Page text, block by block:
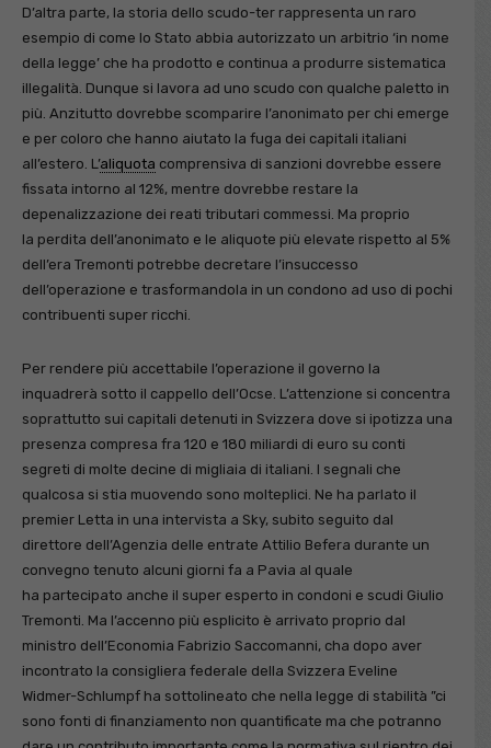
D’altra parte, la storia dello scudo-ter rappresenta un raro
esempio di come lo Stato abbia autorizzato un arbitrio ‘in nome
della legge’ che ha prodotto e continua a produrre sistematica
illegalità. Dunque si lavora ad uno scudo con qualche paletto in
più. Anzitutto dovrebbe scomparire l’anonimato per chi emerge
e per coloro che hanno aiutato la fuga dei capitali italiani
all’estero. L’aliquota comprensiva di sanzioni dovrebbe essere
fissata intorno al 12%, mentre dovrebbe restare la
depenalizzazione dei reati tributari commessi. Ma proprio
la perdita dell’anonimato e le aliquote più elevate rispetto al 5%
dell’era Tremonti potrebbe decretare l’insuccesso
dell’operazione e trasformandola in un condono ad uso di pochi
contribuenti super ricchi.
Per rendere più accettabile l’operazione il governo la
inquadrerà sotto il cappello dell’Ocse. L’attenzione si concentra
soprattutto sui capitali detenuti in Svizzera dove si ipotizza una
presenza compresa fra 120 e 180 miliardi di euro su conti
segreti di molte decine di migliaia di italiani. I segnali che
qualcosa si stia muovendo sono molteplici. Ne ha parlato il
premier Letta in una intervista a Sky, subito seguito dal
direttore dell’Agenzia delle entrate Attilio Befera durante un
convegno tenuto alcuni giorni fa a Pavia al quale
ha partecipato anche il super esperto in condoni e scudi Giulio
Tremonti. Ma l’accenno più esplicito è arrivato proprio dal
ministro dell’Economia Fabrizio Saccomanni, cha dopo aver
incontrato la consigliera federale della Svizzera Eveline
Widmer-Schlumpf ha sottolineato che nella legge di stabilità ”ci
sono fonti di finanziamento non quantificate ma che potranno